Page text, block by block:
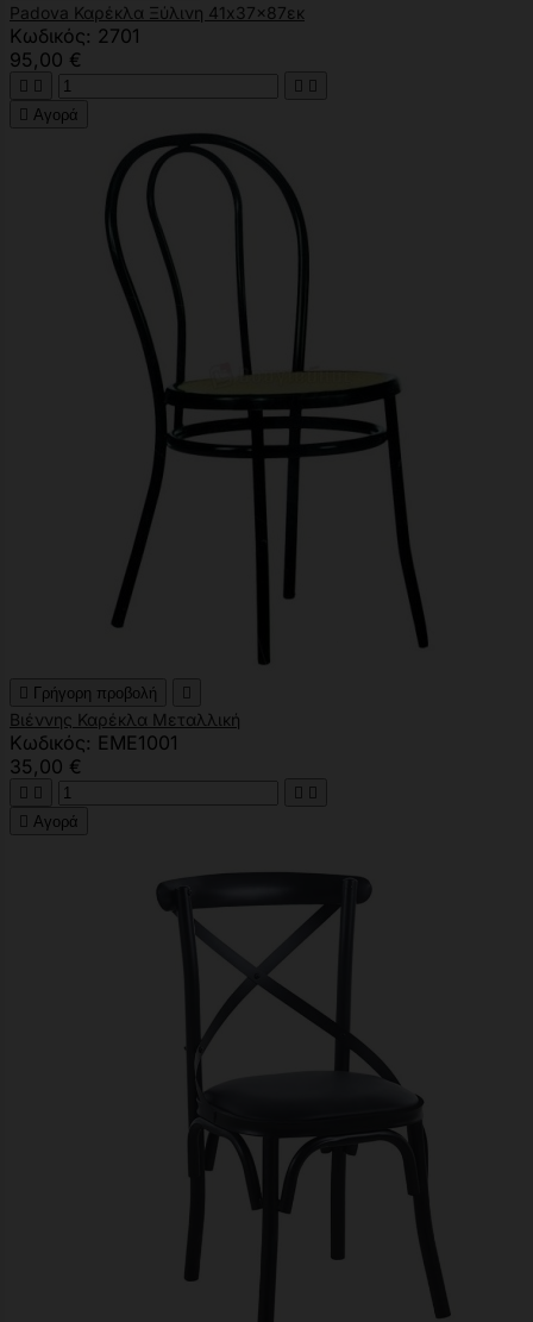
Padova Καρέκλα Ξύλινη 41x37x87εκ
Κωδικός: 2701
95,00 €
   
 Αγορά
 Γρήγορη προβολή 
Βιέννης Καρέκλα Μεταλλική
Κωδικός: EME1001
35,00 €
   
 Αγορά